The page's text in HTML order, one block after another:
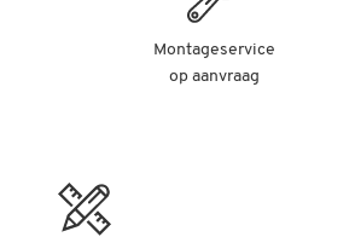
Montageservice
op aanvraag